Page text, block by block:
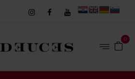
0